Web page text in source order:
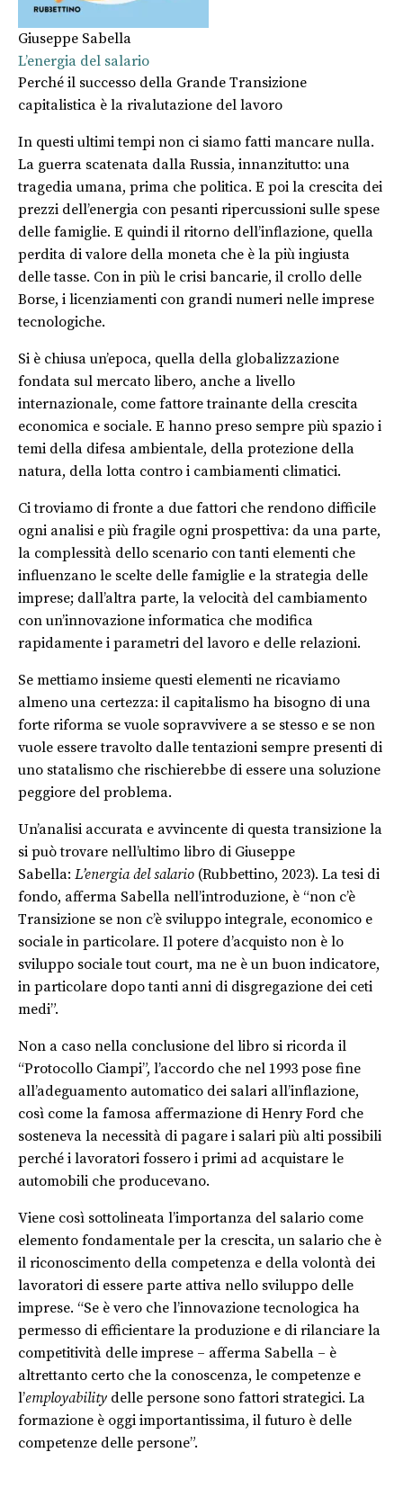
Giuseppe Sabella
L’energia del salario
Perché il successo della Grande Transizione
capitalistica è la rivalutazione del lavoro
In questi ultimi tempi non ci siamo fatti mancare nulla.
La guerra scatenata dalla Russia, innanzitutto: una
tragedia umana, prima che politica. E poi la crescita dei
prezzi dell’energia con pesanti ripercussioni sulle spese
delle famiglie. E quindi il ritorno dell’inflazione, quella
perdita di valore della moneta che è la più ingiusta
delle tasse. Con in più le crisi bancarie, il crollo delle
Borse, i licenziamenti con grandi numeri nelle imprese
tecnologiche.
Si è chiusa un’epoca, quella della globalizzazione
fondata sul mercato libero, anche a livello
internazionale, come fattore trainante della crescita
economica e sociale. E hanno preso sempre più spazio i
temi della difesa ambientale, della protezione della
natura, della lotta contro i cambiamenti climatici.
Ci troviamo di fronte a due fattori che rendono difficile
ogni analisi e più fragile ogni prospettiva: da una parte,
la complessità dello scenario con tanti elementi che
influenzano le scelte delle famiglie e la strategia delle
imprese; dall’altra parte, la velocità del cambiamento
con un’innovazione informatica che modifica
rapidamente i parametri del lavoro e delle relazioni.
Se mettiamo insieme questi elementi ne ricaviamo
almeno una certezza: il capitalismo ha bisogno di una
forte riforma se vuole sopravvivere a se stesso e se non
vuole essere travolto dalle tentazioni sempre presenti di
uno statalismo che rischierebbe di essere una soluzione
peggiore del problema.
Un’analisi accurata e avvincente di questa transizione la
si può trovare nell’ultimo libro di Giuseppe
Sabella: L’energia del salario (Rubbettino, 2023). La tesi di
fondo, afferma Sabella nell’introduzione, è “non c’è
Transizione se non c’è sviluppo integrale, economico e
sociale in particolare. Il potere d’acquisto non è lo
sviluppo sociale tout court, ma ne è un buon indicatore,
in particolare dopo tanti anni di disgregazione dei ceti
medi”.
Non a caso nella conclusione del libro si ricorda il
“Protocollo Ciampi”, l’accordo che nel 1993 pose fine
all’adeguamento automatico dei salari all’inflazione,
così come la famosa affermazione di Henry Ford che
sosteneva la necessità di pagare i salari più alti possibili
perché i lavoratori fossero i primi ad acquistare le
automobili che producevano.
Viene così sottolineata l’importanza del salario come
elemento fondamentale per la crescita, un salario che è
il riconoscimento della competenza e della volontà dei
lavoratori di essere parte attiva nello sviluppo delle
imprese. “Se è vero che l’innovazione tecnologica ha
permesso di efficientare la produzione e di rilanciare la
competitività delle imprese – afferma Sabella – è
altrettanto certo che la conoscenza, le competenze e
l’employability delle persone sono fattori strategici. La
formazione è oggi importantissima, il futuro è delle
competenze delle persone”.